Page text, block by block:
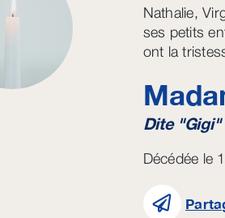
Nathalie,
ses petits
ont la
Dite "Gigi"
Décédée le